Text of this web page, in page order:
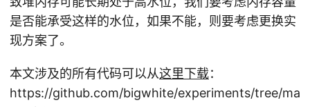
是否能承受这样的水位，如果不能，则要考虑更换实
现方案了。
本文涉及的所有代码可以从这里下载：
https://github.com/bigwhite/experiments/tree/ma